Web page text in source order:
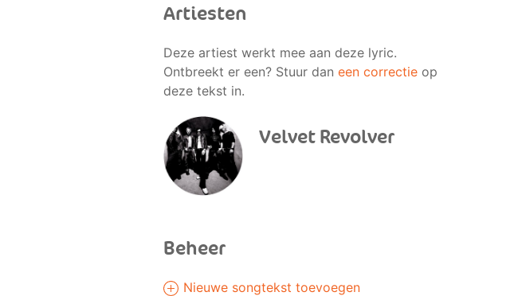
Artiesten
Deze artiest werkt mee aan deze lyric.
Ontbreekt er een? Stuur dan een correctieop
deze tekst in.
Velvet Revolver
Beheer
Nieuwe songtekst toevoegen